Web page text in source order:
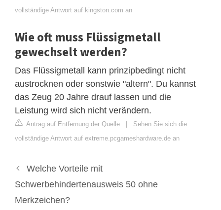
vollständige Antwort auf kingston.com an
Wie oft muss Flüssigmetall
gewechselt werden?
Das Flüssigmetall kann prinzipbedingt nicht
austrocknen oder sonstwie "altern". Du kannst
das Zeug 20 Jahre drauf lassen und die
Leistung wird sich nicht verändern.
Antrag auf Entfernung der Quelle | Sehen Sie sich die
vollständige Antwort auf extreme.pcgameshardware.de an
Welche Vorteile mit
Schwerbehindertenausweis 50 ohne
Merkzeichen?